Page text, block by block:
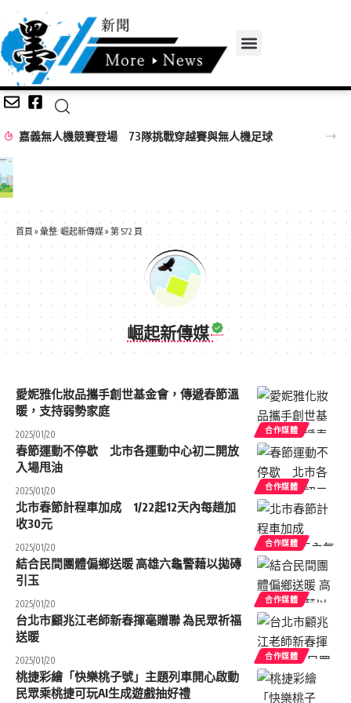
嘉義無人機競賽登場 73隊挑戰穿越賽與無人機足球
首頁 » 彙整: 崛起新傳媒» 第 572 頁
崛起新傳媒
合作媒體
愛妮雅化妝品攜手創世基金會，傳遞春節溫
暖，支持弱勢家庭
2025/01/20
合作媒體
春節運動不停歇 北市各運動中心初二開放
入場甩油
2025/01/20
合作媒體
北市春節計程車加成 1/22起12天內每趟加
收30元
2025/01/20
合作媒體
結合民間團體偏鄉送暖 高雄六龜警藉以拋磚
引玉
2025/01/20
合作媒體
台北市顧兆江老師新春揮毫贈聯 為民眾祈福
送暖
2025/01/20
桃捷彩繪「快樂桃子號」主題列車開心啟動
民眾乘桃捷可玩AI生成遊戲抽好禮